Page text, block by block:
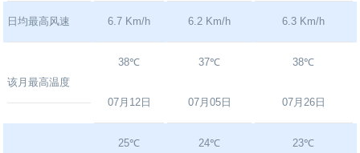
日均最高风速 6.7 Km/h 6.2 Km/h 6.3 Km/h
该月最高温度
38℃
07月12日
37℃
07月05日
38℃
07月26日
25℃ 24℃ 23℃